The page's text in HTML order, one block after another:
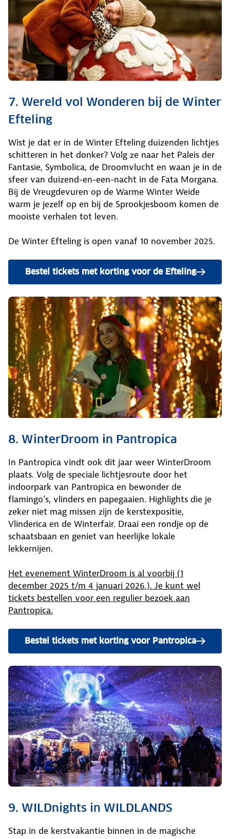
7. Wereld vol Wonderen bij de Winter
Efteling
Wist je dat er in de Winter Efteling duizenden lichtjes
schitteren in het donker? Volg ze naar het Paleis der
Fantasie, Symbolica, de Droomvlucht en waan je in de
sfeer van duizend-en-een-nacht in de Fata Morgana.
Bij de Vreugdevuren op de Warme Winter Weide
warm je jezelf op en bij de Sprookjesboom komen de
mooiste verhalen tot leven.
De Winter Efteling is open vanaf 10 november 2025.
Bestel tickets met korting voor de Efteling
8. WinterDroom in Pantropica
In Pantropica vindt ook dit jaar weer WinterDroom
plaats. Volg de speciale lichtjesroute door het
indoorpark van Pantropica en bewonder de
flamingo’s, vlinders en papegaaien. Highlights die je
zeker niet mag missen zijn de kerstexpositie,
Vlinderica en de Winterfair. Draai een rondje op de
schaatsbaan en geniet van heerlijke lokale
lekkernijen.
Het evenement WinterDroom is al voorbij (1
december 2025 t/m 4 januari 2026.). Je kunt wel
tickets bestellen voor een regulier bezoek aan
Pantropica.
Bestel tickets met korting voor Pantropica
9. WILDnights in WILDLANDS
Stap in de kerstvakantie binnen in de magische